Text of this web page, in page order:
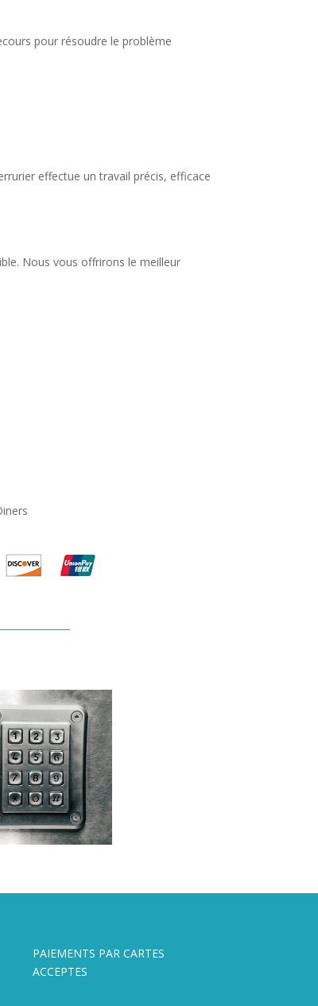
pour résoudre le problème
effectue un travail précis, efficace
Nous vous offrirons le meilleur
PAIEMENTS PAR CARTES
ACCEPTES